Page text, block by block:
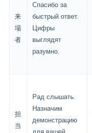
来
場
者
Спасибо за
быстрый ответ.
Цифры
выглядят
разумно.
担
当
Рад слышать.
Назначим
демонстрацию